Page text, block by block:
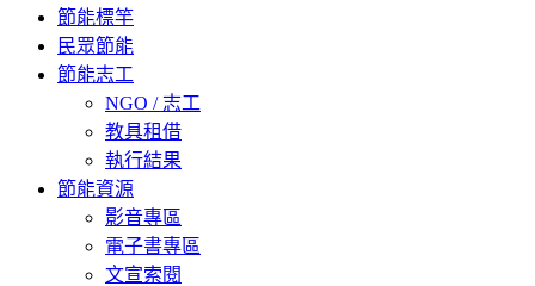
節能標竿
民眾節能
節能志工
NGO / 志工
教具租借
執行結果
節能資源
影音專區
電子書專區
文宣索閱